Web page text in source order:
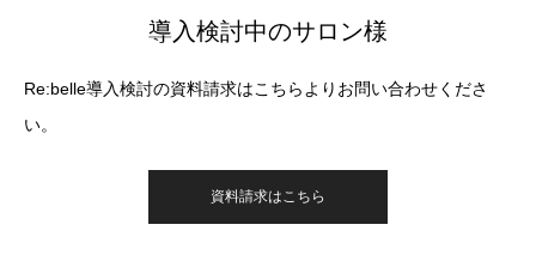
導入検討中のサロン様
Re:belle導入検討の資料請求はこちらよりお問い合わせくださ
い。
資料請求はこちら